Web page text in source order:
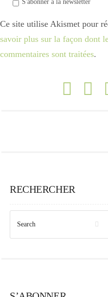
S'abonner a la newsletter
Ce site utilise Akismet pour
savoir plus sur la façon dont
commentaires sont traitées.
RECHERCHER